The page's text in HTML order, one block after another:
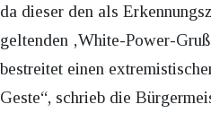
da dieser den als
geltenden ‚White-Power-
bestreitet einen
Geste“, schrieb die